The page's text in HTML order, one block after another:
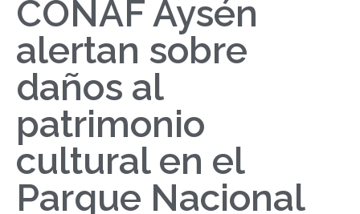
CONAF Aysén
alertan sobre
daños al
patrimonio
cultural en el
Parque Nacional